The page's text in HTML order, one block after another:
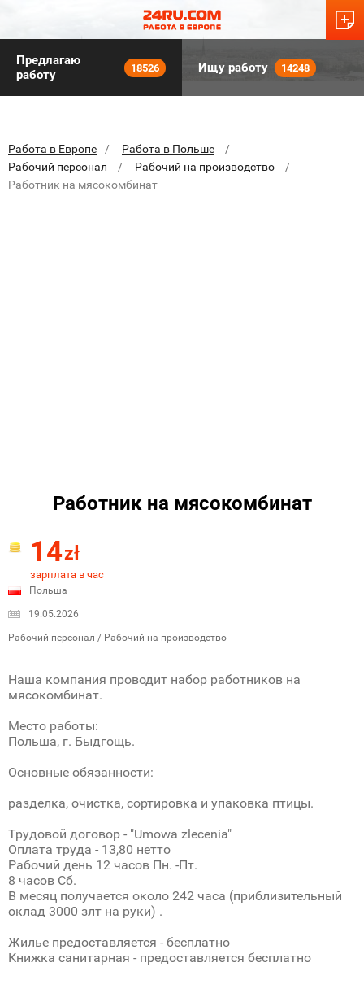
Предлагаю
работу
18526 Ищу работу 14248
Работа в Европе
Работа в Польше
Рабочий персонал
Рабочий на производство
Работник на мясокомбинат
Работник на мясокомбинат
14zł
зарплата в час
Польша
19.05.2026
Рабочий персонал / Рабочий на производство
Наша компания проводит набор работников на
мясокомбинат.
Место работы:
Польша, г. Быдгощь.
Основные обязанности:
разделка, очистка, сортировка и упаковка птицы.
Трудовой договор - "Umowa zlecenia"
Оплата труда - 13,80 нетто
Рабочий день 12 часов Пн. -Пт.
8 часов Сб.
В месяц получается около 242 часа (приблизительный
оклад 3000 злт на руки) .
Жилье предоставляется - бесплатно
Книжка санитарная - предоставляется бесплатно